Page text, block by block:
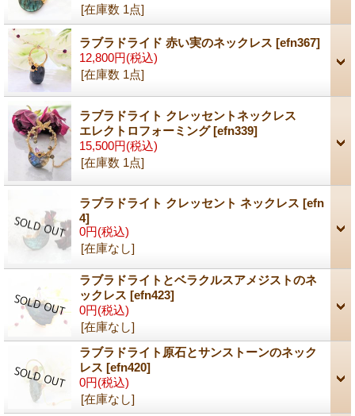
[在庫数 1点]
ラブラドライド 赤い実のネックレス [efn367]
12,800円(税込)
[在庫数 1点]
ラブラドライト クレッセントネックレス
エレクトロフォーミング[efn339]
15,500円(税込)
[在庫数 1点]
ラブラドライト クレッセント ネックレス [efn
4]
0円(税込)
[在庫なし]
ラブラドライトとベラクルスアメジストのネ
ックレス [efn423]
0円(税込)
[在庫なし]
ラブラドライト原石とサンストーンのネック
レス [efn420]
0円(税込)
[在庫なし]